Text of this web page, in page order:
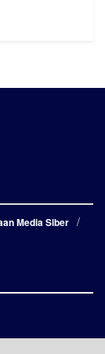
Media Siber